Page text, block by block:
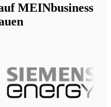
MEINbusiness